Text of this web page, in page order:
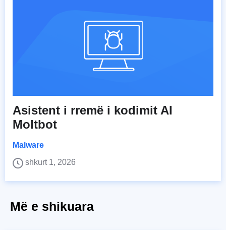
Asistent i rremë i kodimit AI
Moltbot
Malware
shkurt 1, 2026
Më e shikuara